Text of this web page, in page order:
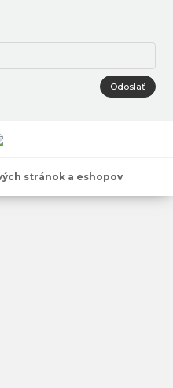
Odoslať
stránok a eshopov